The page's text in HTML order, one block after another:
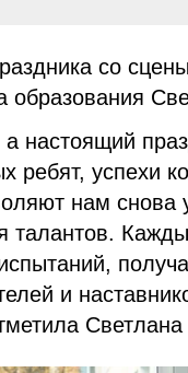
со
образования
а настоящий
ребят, успехи
нам снова
талантов.
и